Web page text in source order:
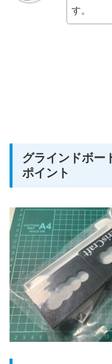
す。
グラインドボー
ポイント